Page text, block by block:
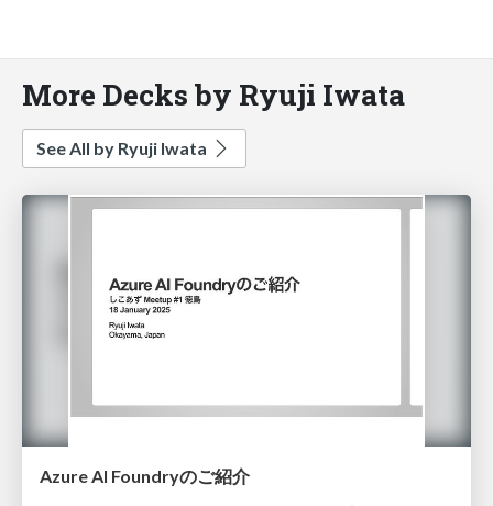
More Decks by Ryuji Iwata
See All by Ryuji Iwata
Azure AI Foundryのご紹介